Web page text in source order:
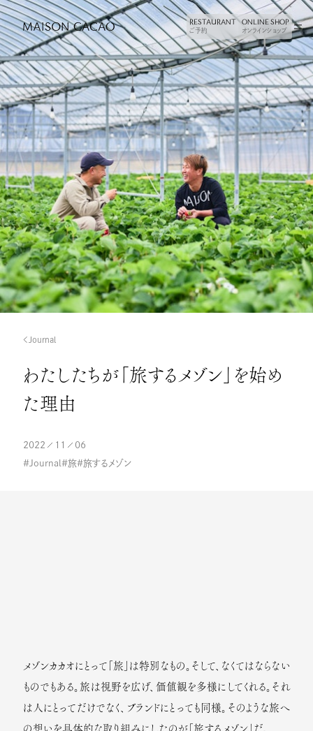
RESTAURANT
ご予約
ONLINE SHOP
オンラインショップ
RESTAURANT
ご予約
ONLINE SHOP
オンラインショップ
Journal
わたしたちが「旅するメゾン」を始め
た理由
2022 11
06
Journal
旅 旅するメゾン
メゾンカカオにとって「旅」は特別なもの。そして、なくてはならない
ものでもある。旅は視野を広げ、価値観を多様にしてくれる。それ
は人にとってだけでなく、ブランドにとっても同様。そのような旅へ
の想いを具体的な取り組みにしたのが「旅するメゾン」だ。